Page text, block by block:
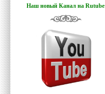
Наш новый Канал на Rutube